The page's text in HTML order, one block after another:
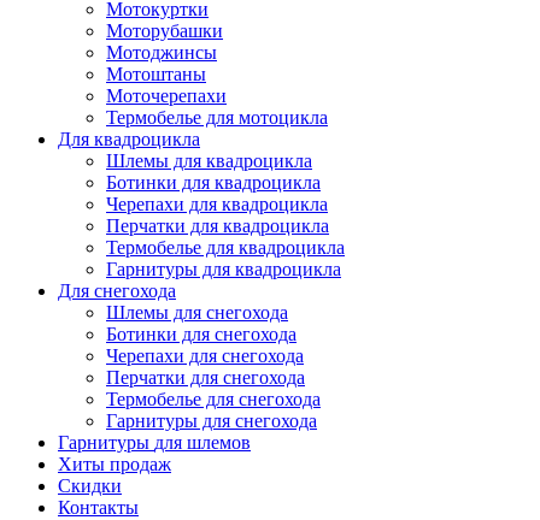
Мотокуртки
Моторубашки
Мотоджинсы
Мотоштаны
Моточерепахи
Термобелье для мотоцикла
Для квадроцикла
Шлемы для квадроцикла
Ботинки для квадроцикла
Черепахи для квадроцикла
Перчатки для квадроцикла
Термобелье для квадроцикла
Гарнитуры для квадроцикла
Для снегохода
Шлемы для снегохода
Ботинки для снегохода
Черепахи для снегохода
Перчатки для снегохода
Термобелье для снегохода
Гарнитуры для снегохода
Гарнитуры для шлемов
Хиты продаж
Скидки
Контакты